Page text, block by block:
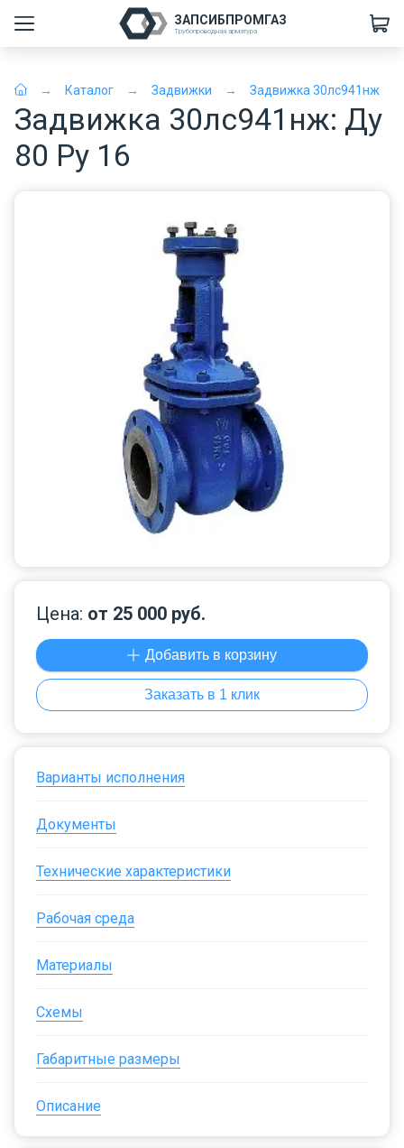
ЗАПСИБПРОМГАЗ
Трубопроводная арматура
Каталог Задвижки Задвижка 30лс941нж
Задвижка 30лс941нж: Ду
80 Ру 16
Цена: от 25 000 руб.
Добавить в корзину
Заказать в 1 клик
Варианты исполнения
Документы
Технические характеристики
Рабочая среда
Материалы
Схемы
Габаритные размеры
Описание